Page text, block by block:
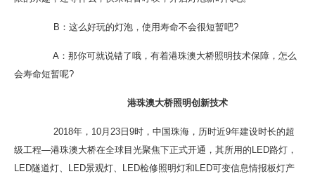
B：这么好玩的灯泡，使用寿命不会很短暂吧?
A：那你可就说错了哦，有着港珠澳大桥照明技术保障，怎么
会寿命短暂呢?
港珠澳大桥照明创新技术
2018年，10月23日9时，中国珠海，历时近9年建设时长的超
级工程—港珠澳大桥在全球目光聚焦下正式开通，其所用的LED路灯，
LED隧道灯、LED景观灯、LED检修照明灯和LED可变信息情报板灯产